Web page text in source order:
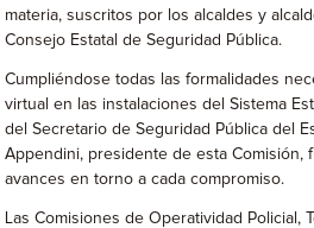
materia, suscritos por los alcaldes y
Consejo Estatal de Seguridad Pública.
Cumpliéndose todas las formalidades
virtual en las instalaciones del Sistema
del Secretario de Seguridad Pública del
Appendini, presidente de esta Comisión,
avances en torno a cada compromiso.
Las Comisiones de Operatividad Policial,